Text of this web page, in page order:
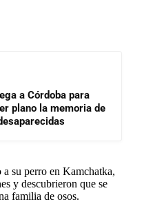
a Córdoba para
plano la memoria de
su perro en Kamchatka,
y descubrieron que se
familia de osos.